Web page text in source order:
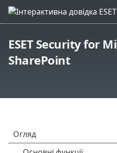
ESET Security for
SharePoint